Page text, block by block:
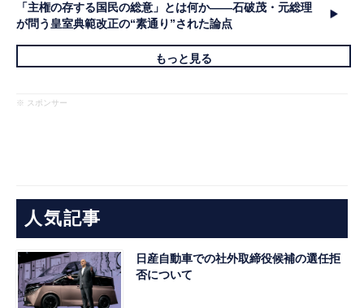
「主権の存する国民の総意」とは何か――石破茂・元総理
が問う皇室典範改正の“素通り”された論点
もっと見る
※ スポンサー
人気記事
日産自動車での社外取締役候補の選任拒
否について